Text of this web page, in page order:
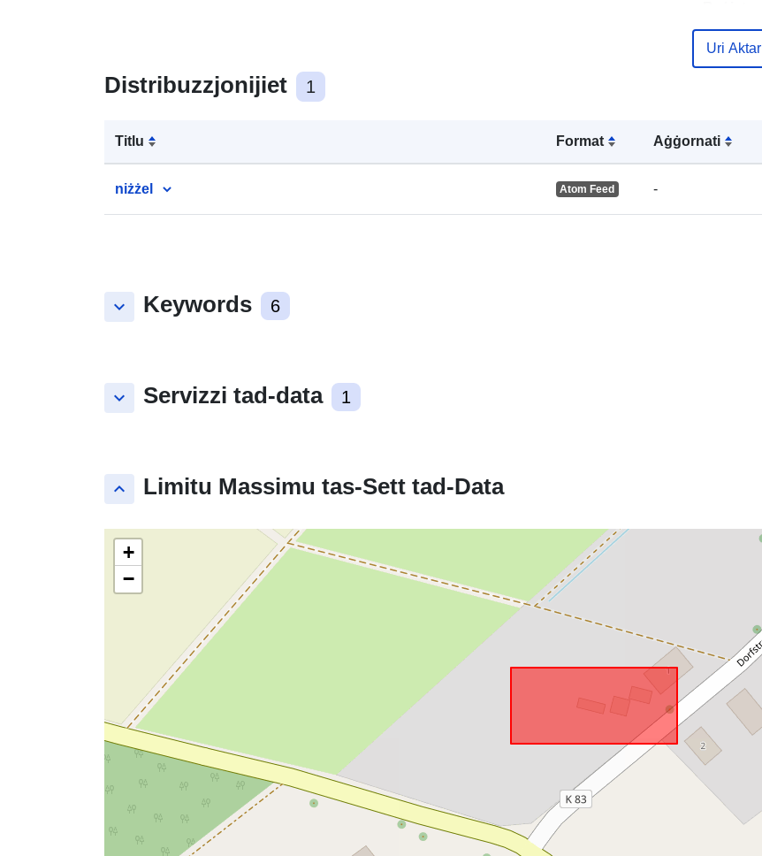
Distribuzzjonijiet 1
Titlu Format Aġġornati
niżżel Atom Feed -
keyboard_arrow_down Keywords 6
keyboard_arrow_down Servizzi tad-data 1
keyboard_arrow_up Limitu Massimu tas-Sett tad-Data
+
−
Katalgu:
Uri Aktar